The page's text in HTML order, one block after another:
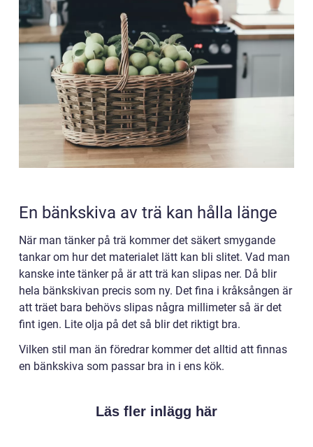
En bänkskiva av trä kan hålla länge
När man tänker på trä kommer det säkert smygande
tankar om hur det materialet lätt kan bli slitet. Vad man
kanske inte tänker på är att trä kan slipas ner. Då blir
hela bänkskivan precis som ny. Det fina i kråksången är
att träet bara behövs slipas några millimeter så är det
fint igen. Lite olja på det så blir det riktigt bra.
Vilken stil man än föredrar kommer det alltid att finnas
en bänkskiva som passar bra in i ens kök.
Läs fler inlägg här